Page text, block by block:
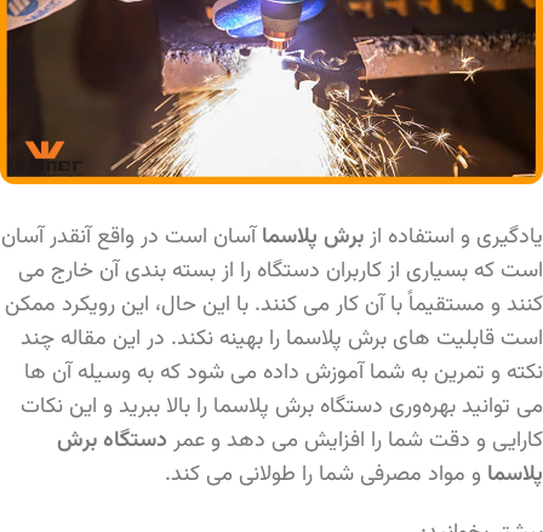
یادگیری و استفاده ازبرش پلاسماآسان است در واقع آنقدر آسان
است که بسیاری از کاربران دستگاه را از بسته بندی آن خارج می
کنند و مستقیماً با آن کار می کنند. با این حال، این رویکرد ممکن
است قابلیت های برش پلاسما را بهینه نکند. در این مقاله چند
نکته و تمرین به شما آموزش داده می شود که به وسیله آن ها
می توانید بهره‌وری دستگاه برش پلاسما را بالا ببرید و این نکات
کارایی و دقت شما را افزایش می دهد و عمر دستگاه برش
پلاسما و مواد مصرفی شما را طولانی می کند.